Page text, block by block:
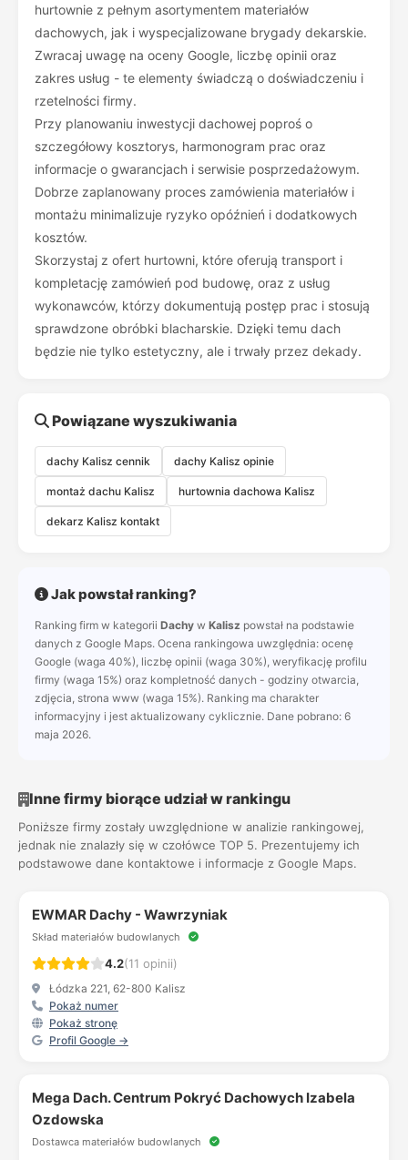
hurtownie z pełnym asortymentem materiałów
dachowych, jak i wyspecjalizowane brygady dekarskie.
Zwracaj uwagę na oceny Google, liczbę opinii oraz
zakres usług - te elementy świadczą o doświadczeniu i
rzetelności firmy.
Przy planowaniu inwestycji dachowej poproś o
szczegółowy kosztorys, harmonogram prac oraz
informacje o gwarancjach i serwisie posprzedażowym.
Dobrze zaplanowany proces zamówienia materiałów i
montażu minimalizuje ryzyko opóźnień i dodatkowych
kosztów.
Skorzystaj z ofert hurtowni, które oferują transport i
kompletację zamówień pod budowę, oraz z usług
wykonawców, którzy dokumentują postęp prac i stosują
sprawdzone obróbki blacharskie. Dzięki temu dach
będzie nie tylko estetyczny, ale i trwały przez dekady.
Powiązane wyszukiwania
dachy Kalisz cennik dachy Kalisz opinie
montaż dachu Kalisz hurtownia dachowa Kalisz
dekarz Kalisz kontakt
Jak powstał ranking?
Ranking firm w kategorii Dachy w Kalisz powstał na podstawie
danych z Google Maps. Ocena rankingowa uwzględnia: ocenę
Google (waga 40%), liczbę opinii (waga 30%), weryfikację profilu
firmy (waga 15%) oraz kompletność danych - godziny otwarcia,
zdjęcia, strona www (waga 15%). Ranking ma charakter
informacyjny i jest aktualizowany cyklicznie. Dane pobrano: 6
maja 2026.
Inne firmy biorące udział w rankingu
Poniższe firmy zostały uwzględnione w analizie rankingowej,
jednak nie znalazły się w czołówce TOP 5. Prezentujemy ich
podstawowe dane kontaktowe i informacje z Google Maps.
EWMAR Dachy - Wawrzyniak
Skład materiałów budowlanych
4.2(11 opinii)
Łódzka 221, 62-800 Kalisz
Pokaż numer
Pokaż stronę
Profil Google →
Mega Dach. Centrum Pokryć Dachowych Izabela
Ozdowska
Dostawca materiałów budowlanych